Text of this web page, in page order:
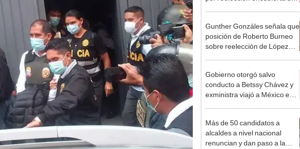
Gunther Gonzáles señala que
posición de Roberto Burneo
sobre reelección de López
Gobierno otorgó salvo
conducto a Betssy Chávez y
exministra viajó a México en
Más de 50 candidatos a
alcaldes a nivel nacional
renuncian y dan paso a la